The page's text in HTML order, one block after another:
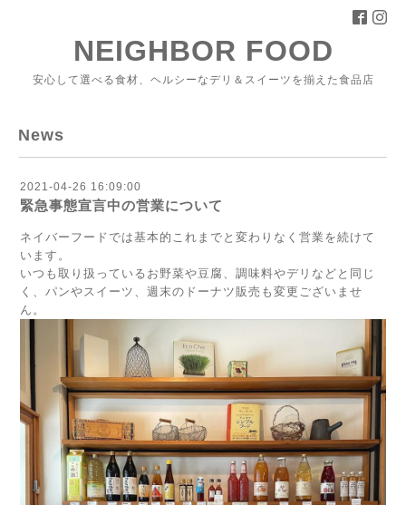
NEIGHBOR FOOD
安心して選べる食材、ヘルシーなデリ＆スイーツを揃えた食品店
News
2021-04-26 16:09:00
緊急事態宣言中の営業について
ネイバーフードでは基本的これまでと変わりなく営業を続けて
います。
いつも取り扱っているお野菜や豆腐、調味料やデリなどと同じ
く、パンやスイーツ、週末のドーナツ販売も変更ございませ
ん。